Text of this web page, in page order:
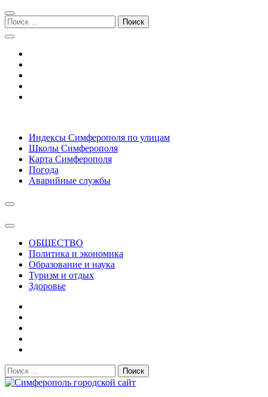
Перейти
к
навигации
Перейти
к
содержимому
Поиск:
Симферополь городской сайт
Индексы Симферополя по улицам
Школы Симферополя
Карта Симферополя
Погода
Аварийные службы
ОБЩЕСТВО
Политика и экономика
Образование и наука
Туризм и отдых
Здоровье
Поиск: